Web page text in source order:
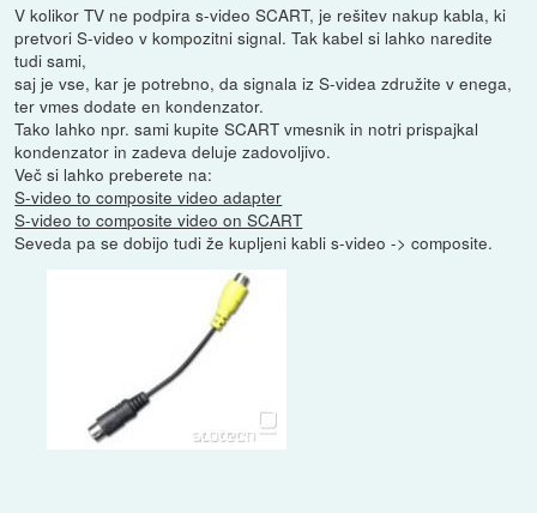
V kolikor TV ne podpira s-video SCART, je rešitev nakup kabla, ki
pretvori S-video v kompozitni signal. Tak kabel si lahko naredite
tudi sami,
saj je vse, kar je potrebno, da signala iz S-videa združite v enega,
ter vmes dodate en kondenzator.
Tako lahko npr. sami kupite SCART vmesnik in notri prispajkal
kondenzator in zadeva deluje zadovoljivo.
Več si lahko preberete na:
S-video to composite video adapter
S-video to composite video on SCART
Seveda pa se dobijo tudi že kupljeni kabli s-video -> composite.